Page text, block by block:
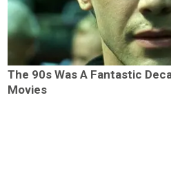
The 90s Was A Fantastic
Movies